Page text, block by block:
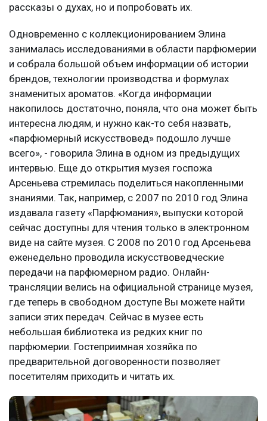
рассказы о духах, но и попробовать их.
Одновременно с коллекционированием Элина
занималась исследованиями в области парфюмерии
и собрала большой объем информации об истории
брендов, технологии производства и формулах
знаменитых ароматов. «Когда информации
накопилось достаточно, поняла, что она может быть
интересна людям, и нужно как-то себя назвать,
«парфюмерный искусствовед» подошло лучше
всего», - говорила Элина в одном из предыдущих
интервью. Еще до открытия музея госпожа
Арсеньева стремилась поделиться накопленными
знаниями. Так, например, с 2007 по 2010 год Элина
издавала газету «Парфюмания», выпуски которой
сейчас доступны для чтения только в электронном
виде на сайте музея. С 2008 по 2010 год Арсеньева
еженедельно проводила искусствоведческие
передачи на парфюмерном радио. Онлайн-
трансляции велись на официальной странице музея,
где теперь в свободном доступе Вы можете найти
записи этих передач. Сейчас в музее есть
небольшая библиотека из редких книг по
парфюмерии. Гостеприимная хозяйка по
предварительной договоренности позволяет
посетителям приходить и читать их.